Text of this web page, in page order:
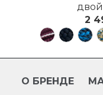
2
О БРЕНДЕ